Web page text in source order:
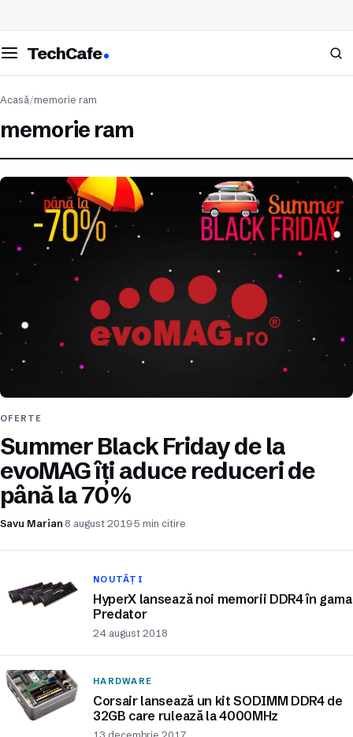
meniul
TechCafe Caută
Acasă/memorie ram
memorie ram
OFERTE
Summer Black Friday de la
evoMAG îți aduce reduceri de
până la 70%
Savu Marian 8 august 20195 min citire
NOUTĂȚI
HyperX lansează noi memorii DDR4 în gama
Predator
24 august 2018
HARDWARE
Corsair lansează un kit SODIMM DDR4 de
32GB care rulează la 4000MHz